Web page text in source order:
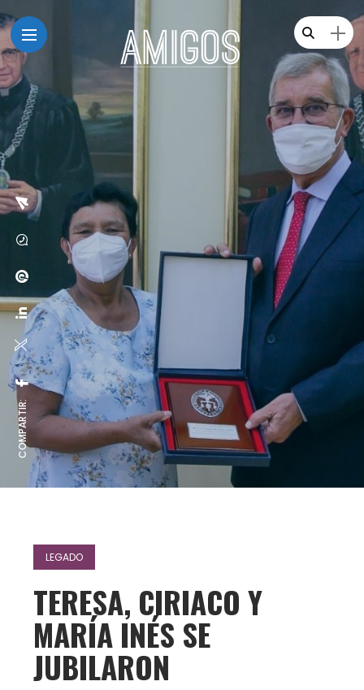
COMPARTIR:
LEGADO
TERESA, CIRIACO Y
MARÍA INÉS SE
JUBILARON